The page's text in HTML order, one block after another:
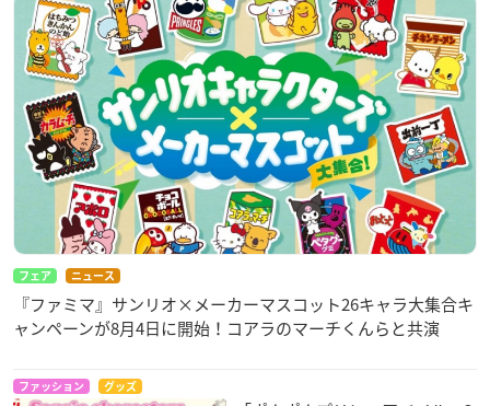
フェア ニュース
『ファミマ』サンリオ×メーカーマスコット26キャラ大集合キ
ャンペーンが8月4日に開始！コアラのマーチくんらと共演
ファッション グッズ